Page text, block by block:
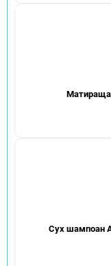
Матираща
Сух шампоан